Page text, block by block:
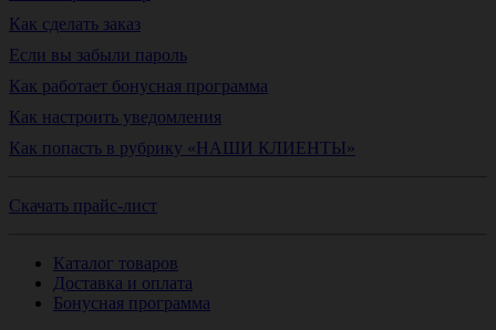
Как сделать заказ
Если вы забыли пароль
Как работает бонусная программа
Как настроить уведомления
Как попасть в рубрику «НАШИ КЛИЕНТЫ»
Скачать прайс-лист
Каталог товаров
Доставка и оплата
Бонусная программа